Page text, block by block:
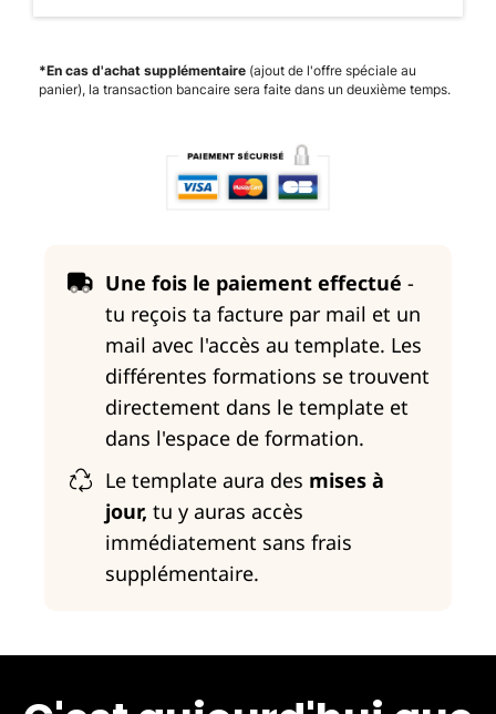
*En cas d'achat supplémentaire (ajout de l'offre spéciale au
panier), la transaction bancaire sera faite dans un deuxième temps.
Une fois le paiement effectué -
tu reçois ta facture par mail et un
mail avec l'accès au template. Les
différentes formations se trouvent
directement dans le template et
dans l'espace de formation.
Le template aura des mises à
jour, tu y auras accès
immédiatement sans frais
supplémentaire.